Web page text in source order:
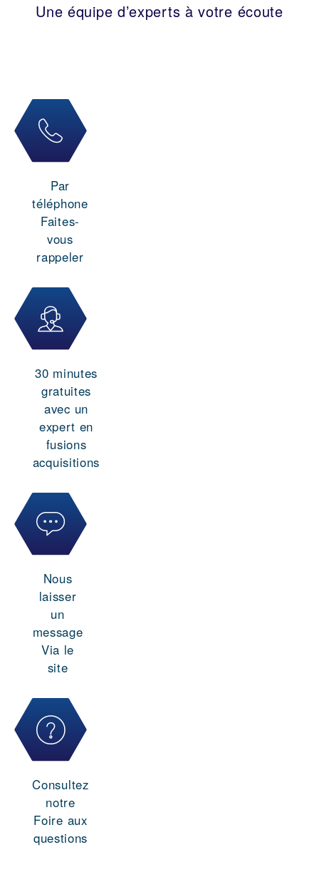
Une équipe d’experts à votre écoute
Par
téléphone
Faites-
vous
rappeler
30 minutes
gratuites
avec un
expert en
fusions
acquisitions
Nous
laisser
un
message
Via le
site
Consultez
notre
Foire aux
questions